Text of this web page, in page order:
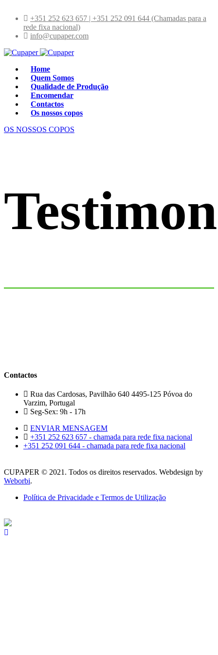
+351 252 623 657 | +351 252 091 644 (Chamadas para a
rede fixa nacional)
info@cupaper.com
Home
Quem Somos
Qualidade de Produção
Encomendar
Contactos
Os nossos copos
OS NOSSOS COPOS
Contactos
Rua das Cardosas, Pavilhão 640 4495-125 Póvoa do
Varzim, Portugal
Seg-Sex: 9h - 17h
ENVIAR MENSAGEM
+351 252 623 657 - chamada para rede fixa nacional
+351 252 091 644 - chamada para rede fixa nacional
CUPAPER © 2021. Todos os direitos reservados. Webdesign by
Weborbi.
Política de Privacidade e Termos de Utilização